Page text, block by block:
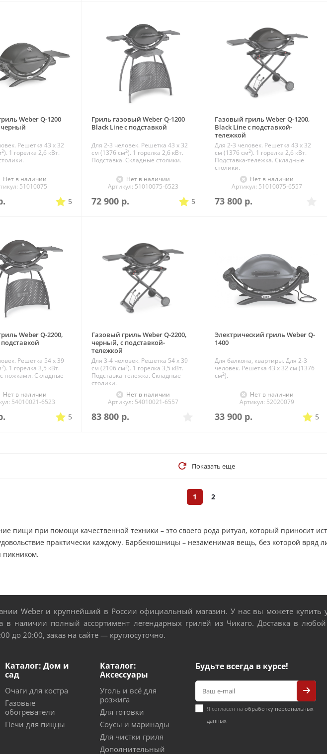
Weber Q-1200
черный
Решетка 43 х 32
2). 1 горелка 2,6 кВт.
Нет в наличии
51010075
5
Гриль газовый Weber Q-1200
Black Line с подставкой
Для 2-3 человек. Решетка 43 х 32
см (1376 см2). 1 горелка 2,6 кВт.
Подставка. Складные столики.
Нет в наличии
Артикул: 51010075-6523
72 900р. 5
Газовый гриль Weber Q-1200,
Black Line с подставкой-
тележкой
Для 2-3 человек. Решетка 43 х 32
см (1376 см2). 1 горелка 2,6 кВт.
Подставка-тележка. Складные
столики.
Нет в наличии
Артикул: 51010075-6557
73 800 р.
Weber Q-2200,
Решетка 54 x 39
2). 1 горелка 3,5 кВт.
ножками. Складные
Нет в наличии
54010021-6523
5
Газовый гриль Weber Q-2200,
черный, с подставкой-
тележкой
Для 3-4 человек. Решетка 54 x 39
см (2106 см2). 1 горелка 3,5 кВт.
Подставка-тележка. Складные
столики.
Нет в наличии
Артикул: 54010021-6557
83 800р.
Электрический гриль Weber Q-
1400
Для балкона, квартиры. Для 2-3
человек. Решетка 43 x 32 см (1376
см2).
Нет в наличии
Артикул: 52020079
33 900 р. 5
Показать еще
1 2
пищи при помощи качественной техники – это своего рода ритуал, который приносит
практически каждому. Барбекюшницы – незаменимая вещь, без которой вряд
пикником.
Weber и крупнейший в России официальный магазин. У нас вы можете купить
в наличии полный ассортимент легендарных грилей из Чикаго. Доставка в
до 20:00, заказ на сайте — круглосуточно.
Каталог: Дом и
сад
Очаги для костра
Газовые
обогреватели
Печи для пиццы
Каталог:
Аксессуары
Уголь и всё для
розжига
Для готовки
Соусы и маринады
Для чистки гриля
Дополнительный
Будьте всегда в курсе!
Я согласен на обработку персональных
данных